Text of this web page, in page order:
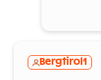
Bergtirol1